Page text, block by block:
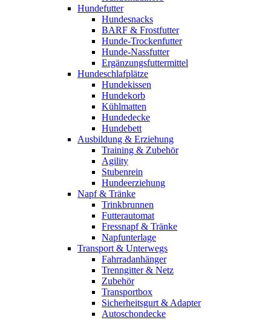
Hundefutter
Hundesnacks
BARF & Frostfutter
Hunde-Trockenfutter
Hunde-Nassfutter
Ergänzungsfuttermittel
Hundeschlafplätze
Hundekissen
Hundekorb
Kühlmatten
Hundedecke
Hundebett
Ausbildung & Erziehung
Training & Zubehör
Agility
Stubenrein
Hundeerziehung
Napf & Tränke
Trinkbrunnen
Futterautomat
Fressnapf & Tränke
Napfunterlage
Transport & Unterwegs
Fahrradanhänger
Trenngitter & Netz
Zubehör
Transportbox
Sicherheitsgurt & Adapter
Autoschondecke